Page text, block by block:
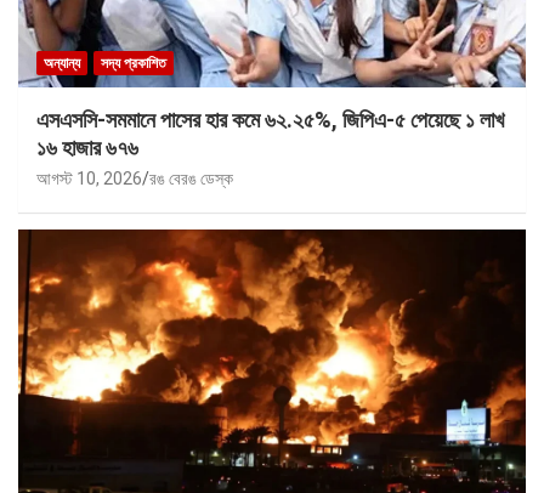
অন্যান্য সদ্য প্রকাশিত
এসএসসি-সমমানে পাসের হার কমে ৬২.২৫%, জিপিএ-৫ পেয়েছে ১ লাখ
১৬ হাজার ৬৭৬
আগস্ট 10, 2026 রঙ বেরঙ ডেস্ক